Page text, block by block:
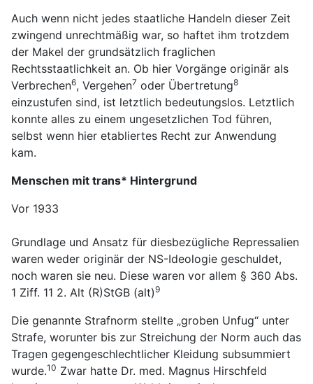
Auch wenn nicht jedes staatliche Handeln dieser Zeit
zwingend unrechtmäßig war, so haftet ihm trotzdem
der Makel der grundsätzlich fraglichen
Rechtsstaatlichkeit an. Ob hier Vorgänge originär als
Verbrechen6, Vergehen7 oder Übertretung8
einzustufen sind, ist letztlich bedeutungslos. Letztlich
konnte alles zu einem ungesetzlichen Tod führen,
selbst wenn hier etabliertes Recht zur Anwendung
kam.
Menschen mit trans* Hintergrund
Vor 1933
Grundlage und Ansatz für diesbezügliche Repressalien
waren weder originär der NS-Ideologie geschuldet,
noch waren sie neu. Diese waren vor allem § 360 Abs.
1 Ziff. 11 2. Alt (R)StGB (alt)9
Die genannte Strafnorm stellte „groben Unfug“ unter
Strafe, worunter bis zur Streichung der Norm auch das
Tragen gegengeschlechtlicher Kleidung subsummiert
wurde.10 Zwar hatte Dr. med. Magnus Hirschfeld